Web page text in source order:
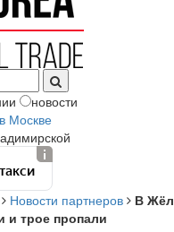
новости
Москве
Новости партнеров
В
и трое пропали